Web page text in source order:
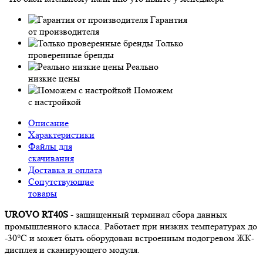
Гарантия
от производителя
Только
проверенные бренды
Реально
низкие цены
Поможем
с настройкой
Описание
Характеристики
Файлы для
скачивания
Доставка и оплата
Сопутствующие
товары
UROVO RT40S - защищенный терминал сбора данных
промышленного класса. Работает при низких температурах до
-30°C и может быть оборудован встроенным подогревом ЖК-
дисплея и сканирующего модуля.